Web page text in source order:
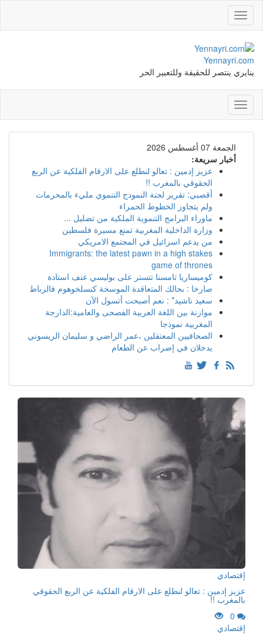
Toggle
navigation
Yennayri.com
ينايري ينتصر للحقيقة وللتعبير الحر
Toggle
navigation
الجمعة 07 أغسطس 2026
أخبار سريعة:
عزيز إدمين : تعالو لنطلع على الارقام الفلكية عن الربع
الحقوقي بالمغرب !!
أقصبي: تقرير لجنة النمودج التنموي مليء بالمحرمات
ولم يتجاوز الخطوط الحمراء
ماوراء البرامج التنموية الملكية من تضليل ...
وزارة الداخلية المغربية تمنع مسيرة فلسطين
من يدعم اسرائيل في المجتمع الامريكي
Immigrants: the latest pawn in a high stakes
game of thrones
كوميساريا تامسنا تتستر على بوليسي عنف استادة
صارخا : بحالك المتعاقدة الموسخة كنسلخوهوم فالرباط
سعيد ناشيد* : نعم أصبحت أتسول الآن
موازنة بين اللغة العربية الفصحى والعامية:الدارجة
المغربية نموذجا
الصحافيين المعتقلين ،عمر الراضي و سليمان الريسوني
يدخلان في إضراب عن الطعام
إقتصادي
عزيز إدمين : تعالو لنطلع على الارقام الفلكية عن الربع الحقوقي
بالمغرب !!
0
إقتصادي